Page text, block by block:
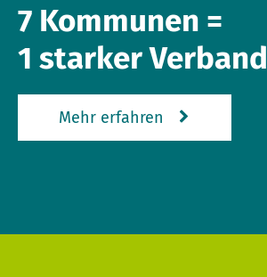
7 Kommunen =
1 starker Verband
Mehr erfahren